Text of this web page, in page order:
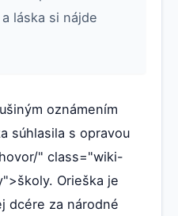
láska si nájde
oznámením
súhlasila s opravou
" class="wiki-
Orieška je
dcére za národné